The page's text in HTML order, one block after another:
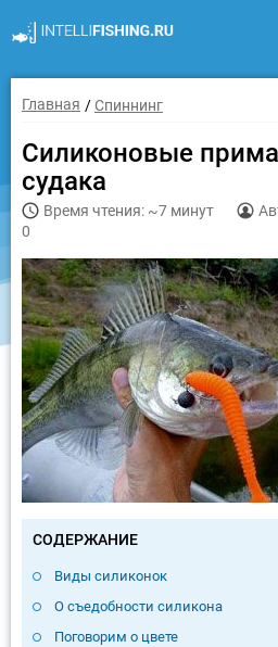
Главная Спиннинг
Силиконовые
судака
Время чтения: ~7 минут
0
СОДЕРЖАНИЕ
Виды силиконок
О съедобности силикона
Поговорим о цвете